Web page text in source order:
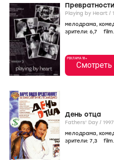
Playing by Heart /
мелодрама,
зрители: 6,7
РЕКЛАМА 18+
Смотреть
День отца
Fathers' Day / 1997
мелодрама,
зрители: 7,3